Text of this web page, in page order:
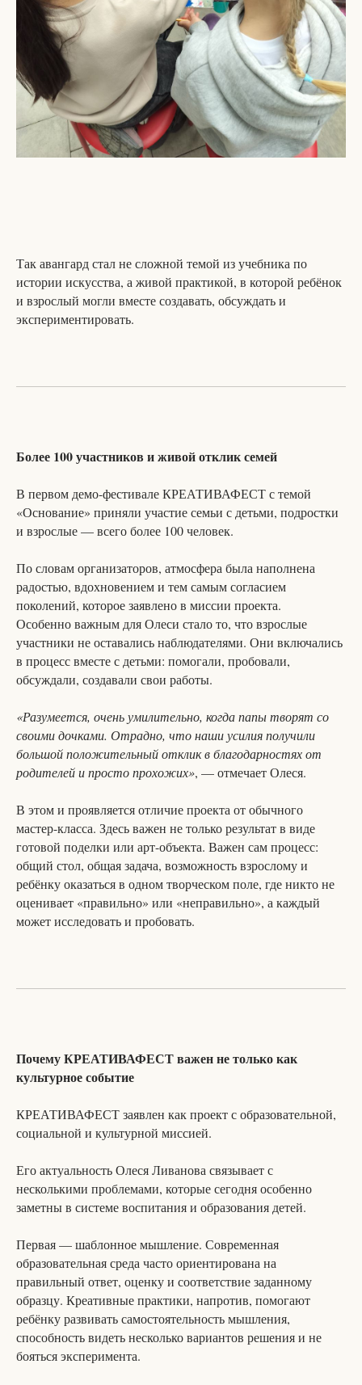
Так авангард стал не сложной темой из учебника по
истории искусства, а живой практикой, в которой ребёнок
и взрослый могли вместе создавать, обсуждать и
экспериментировать.
Более 100 участников и живой отклик семей
В первом демо-фестивале КРЕАТИВАФЕСТ с темой
«Основание» приняли участие семьи с детьми, подростки
и взрослые — всего более 100 человек.
По словам организаторов, атмосфера была наполнена
радостью, вдохновением и тем самым согласием
поколений, которое заявлено в миссии проекта.
Особенно важным для Олеси стало то, что взрослые
участники не оставались наблюдателями. Они включались
в процесс вместе с детьми: помогали, пробовали,
обсуждали, создавали свои работы.
«Разумеется, очень умилительно, когда папы творят со
своими дочками. Отрадно, что наши усилия получили
большой положительный отклик в благодарностях от
родителей и просто прохожих», — отмечает Олеся.
В этом и проявляется отличие проекта от обычного
мастер-класса. Здесь важен не только результат в виде
готовой поделки или арт-объекта. Важен сам процесс:
общий стол, общая задача, возможность взрослому и
ребёнку оказаться в одном творческом поле, где никто не
оценивает «правильно» или «неправильно», а каждый
может исследовать и пробовать.
Почему КРЕАТИВАФЕСТ важен не только как
культурное событие
КРЕАТИВАФЕСТ заявлен как проект с образовательной,
социальной и культурной миссией.
Его актуальность Олеся Ливанова связывает с
несколькими проблемами, которые сегодня особенно
заметны в системе воспитания и образования детей.
Первая — шаблонное мышление. Современная
образовательная среда часто ориентирована на
правильный ответ, оценку и соответствие заданному
образцу. Креативные практики, напротив, помогают
ребёнку развивать самостоятельность мышления,
способность видеть несколько вариантов решения и не
бояться эксперимента.